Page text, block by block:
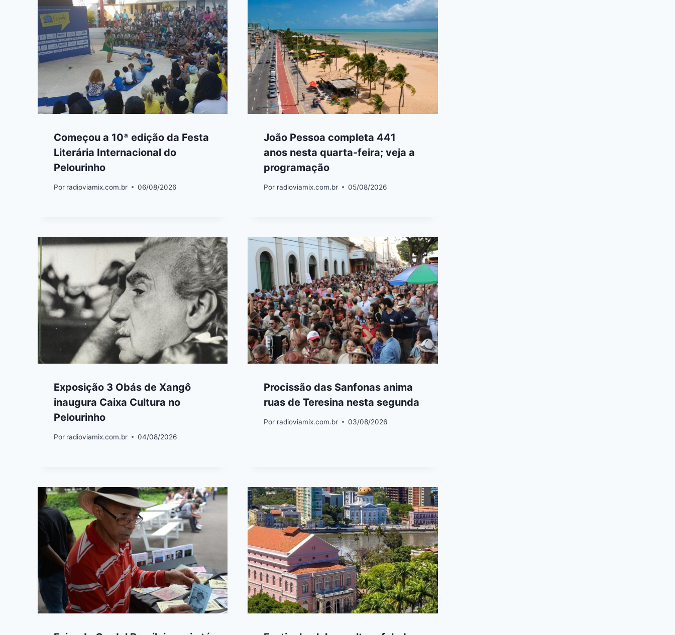
Começou a 10ª edição da Festa
Literária Internacional do
Pelourinho
Por radioviamix.com.br 06/08/2026
João Pessoa completa 441
anos nesta quarta-feira; veja a
programação
Por radioviamix.com.br 05/08/2026
Exposição 3 Obás de Xangô
inaugura Caixa Cultura no
Pelourinho
Por radioviamix.com.br 04/08/2026
Procissão das Sanfonas anima
ruas de Teresina nesta segunda
Por radioviamix.com.br 03/08/2026